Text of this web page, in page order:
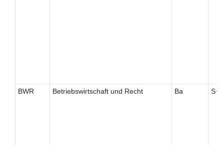
BWR Betriebswirtschaft und Recht Ba